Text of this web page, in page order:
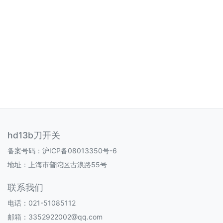
hd13b刀开关
备案号码： 沪ICP备08013350号-6
地址：上海市普陀区古浪路55号
联系我们
电话：021-51085112
邮箱：3352922002@qq.com